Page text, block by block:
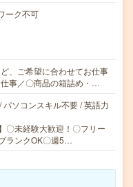
ーク不可
、ご希望に合わせてお仕事
事／〇商品の箱詰め・…
ソコンスキル不要 / 英語力
〇未経験大歓迎！〇フリー
ランクOK〇週5…